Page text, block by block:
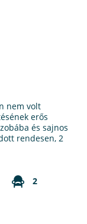
nem volt
erős
és sajnos
rendesen, 2
2